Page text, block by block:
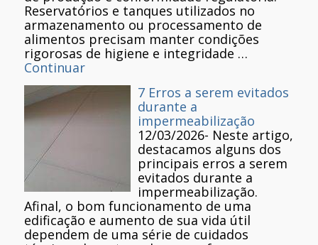
Reservatórios e tanques utilizados no
armazenamento ou processamento de
alimentos precisam manter condições
rigorosas de higiene e integridade …
Continuar
7 Erros a serem evitados
durante a
impermeabilização
12/03/2026- Neste artigo,
destacamos alguns dos
principais erros a serem
evitados durante a
impermeabilização.
Afinal, o bom funcionamento de uma
edificação e aumento de sua vida útil
dependem de uma série de cuidados